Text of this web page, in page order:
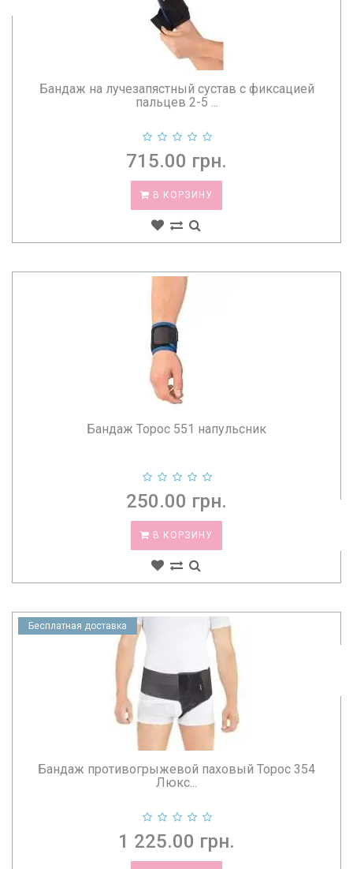
Бандаж на лучезапястный сустав с фиксацией
пальцев 2-5 ...
715.00 грн.
В КОРЗИНУ
Бандаж Торос 551 напульсник
250.00 грн.
В КОРЗИНУ
Бесплатная доставка
Бандаж противогрыжевой паховый Торос 354
Люкс...
1 225.00 грн.